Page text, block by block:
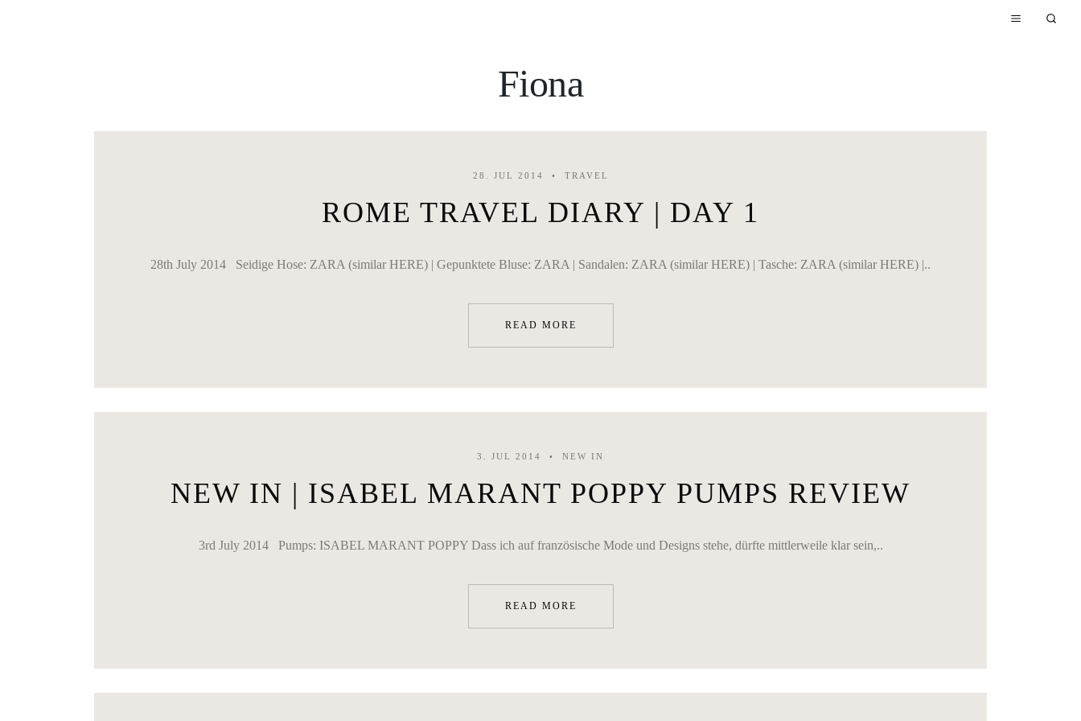
Fiona
28. JUL 2014 TRAVEL
ROME TRAVEL DIARY | DAY 1
28th July 2014 Seidige Hose: ZARA (similar HERE) | Gepunktete Bluse: ZARA | Sandalen: ZARA (similar HERE) | Tasche: ZARA (similar HERE) |..
READ MORE
3. JUL 2014 NEW IN
NEW IN | ISABEL MARANT POPPY PUMPS REVIEW
3rd July 2014 Pumps: ISABEL MARANT POPPY Dass ich auf französische Mode und Designs stehe, dürfte mittlerweile klar sein,..
READ MORE